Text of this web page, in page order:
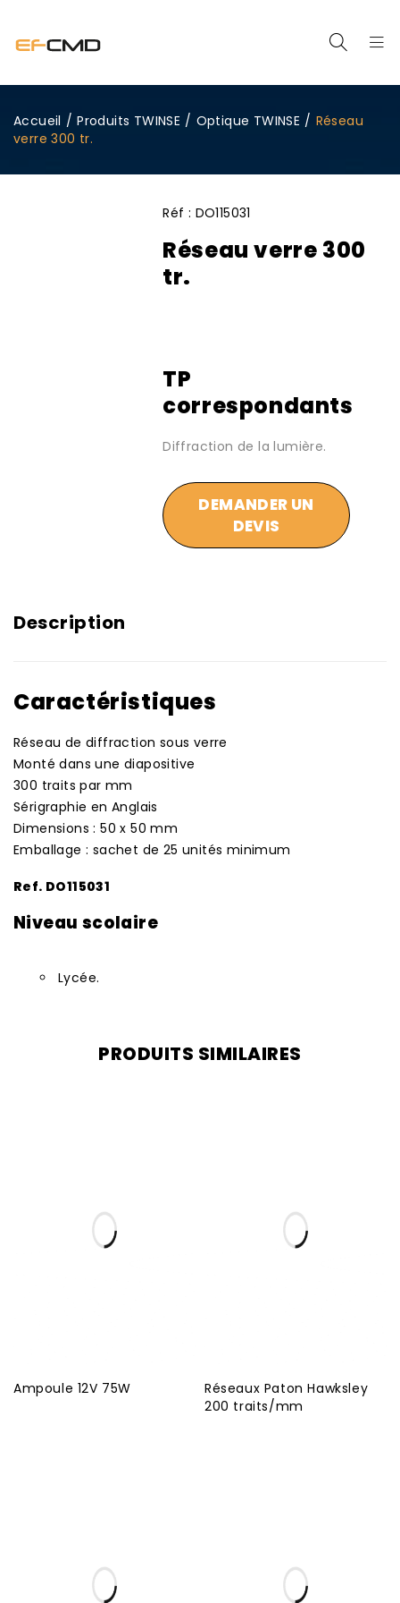
Accueil / Produits TWINSE / Optique TWINSE / Réseau
verre 300 tr.
Réf : DO115031
Réseau verre 300
tr.
TP
correspondants
Diffraction de la lumière.
DEMANDER UN
DEVIS
Description
Caractéristiques
Réseau de diffraction sous verre
Monté dans une diapositive
300 traits par mm
Sérigraphie en Anglais
Dimensions : 50 x 50 mm
Emballage : sachet de 25 unités minimum
Ref. DO115031
Niveau scolaire
Lycée.
PRODUITS SIMILAIRES
Ampoule 12V 75W
Réseaux Paton Hawksley
200 traits/mm